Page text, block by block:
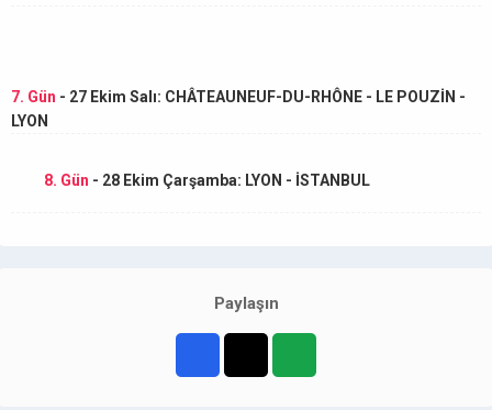
7. Gün - 27 Ekim Salı: CHÂTEAUNEUF-DU-RHÔNE - LE POUZİN -
LYON
8. Gün - 28 Ekim Çarşamba: LYON - İSTANBUL
Paylaşın